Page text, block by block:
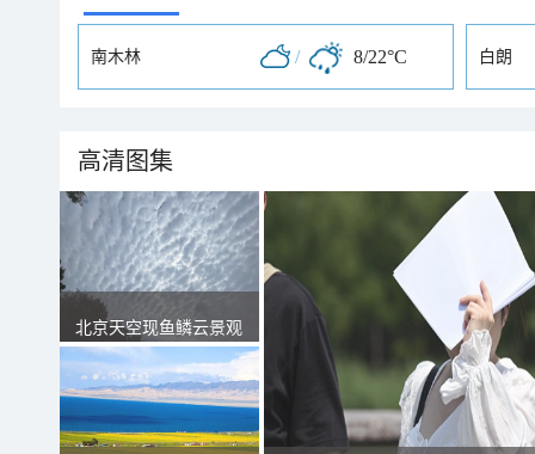
南木林 / 8/22°C 白朗
高清图集
北京天空现鱼鳞云景观